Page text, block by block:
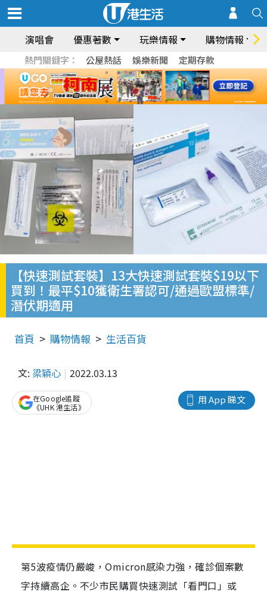
演唱會 優惠著數 玩樂情報 購物情報
熱門關鍵字： 公屋熱話 娛樂新聞 定期存款
【快速測試套裝】13大快速測試套裝$19以下
買到！最平$10獲衛生署認可/通過歐盟標準/
潛伏期適用
首頁 購物情報 生活百貨
文: 梁穎心 2022.03.13
用 App 睇文
在Google追蹤
《UHK 港生活》
第5波疫情仍嚴峻，Omicron感染力強，確診個案數
字持續高企。不少市民購買快速測試「看門口」或